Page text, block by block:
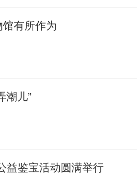
馆有所作为
潮儿”
益鉴宝活动圆满举行